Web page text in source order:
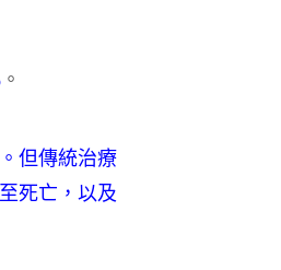
。
但傳統治療
死亡，以及